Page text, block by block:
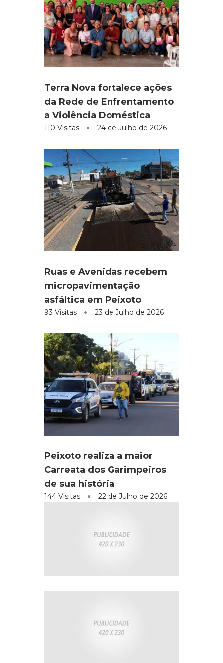
Terra Nova fortalece ações
da Rede de Enfrentamento
a Violência Doméstica
110 Visitas 24 de Julho de 2026
Ruas e Avenidas recebem
micropavimentação
asfáltica em Peixoto
93 Visitas 23 de Julho de 2026
Peixoto realiza a maior
Carreata dos Garimpeiros
de sua história
144 Visitas 22 de Julho de 2026